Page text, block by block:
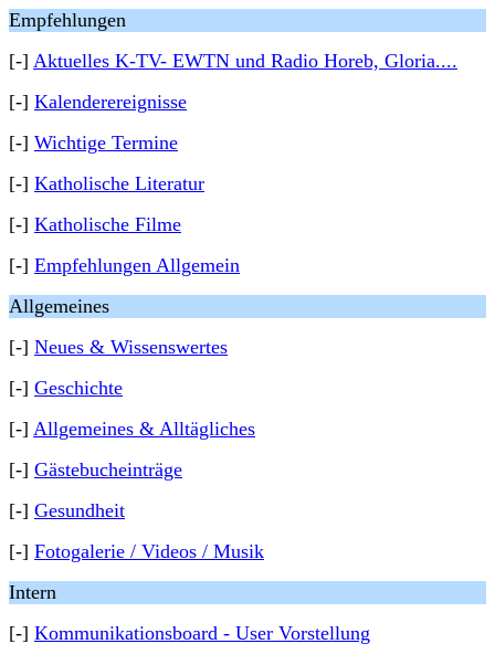
Empfehlungen
[-] Aktuelles K-TV- EWTN und Radio Horeb, Gloria....
[-] Kalenderereignisse
[-] Wichtige Termine
[-] Katholische Literatur
[-] Katholische Filme
[-] Empfehlungen Allgemein
Allgemeines
[-] Neues & Wissenswertes
[-] Geschichte
[-] Allgemeines & Alltägliches
[-] Gästebucheinträge
[-] Gesundheit
[-] Fotogalerie / Videos / Musik
Intern
[-] Kommunikationsboard - User Vorstellung